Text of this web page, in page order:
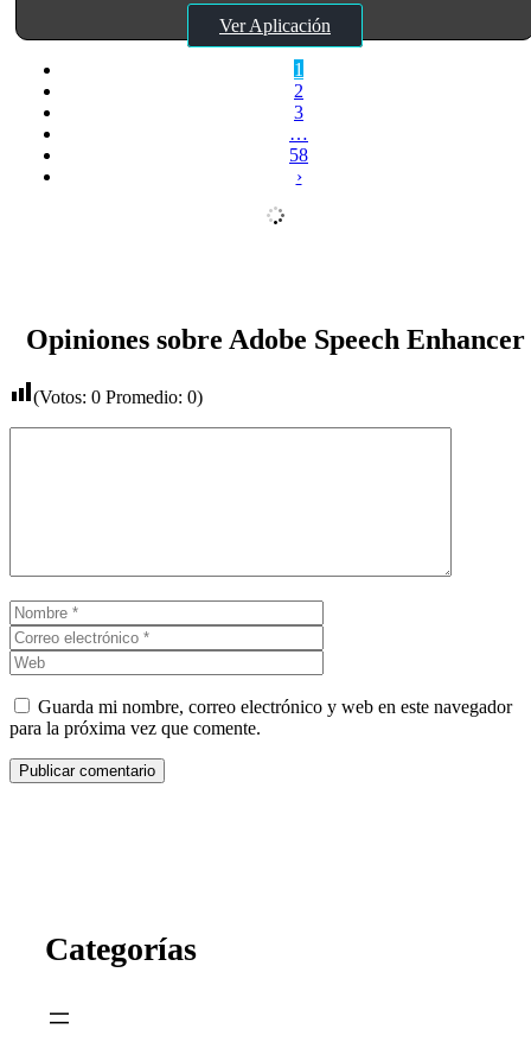
Ver Aplicación
1
2
3
…
58
›
Opiniones sobre Adobe Speech Enhancer
(Votos: 0 Promedio: 0)
Nombre
electrónico
Guarda mi nombre, correo electrónico y web en este navegador
para la próxima vez que comente.
Categorías